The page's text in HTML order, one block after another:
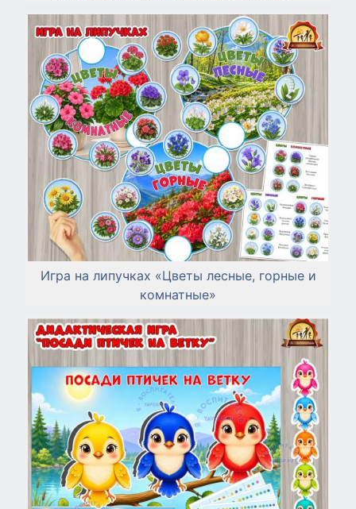
Игра на липучках «Цветы лесные, горные и
комнатные»